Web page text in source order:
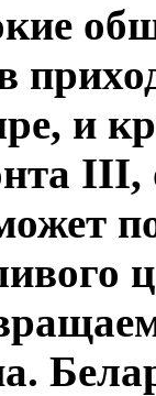
и
III,